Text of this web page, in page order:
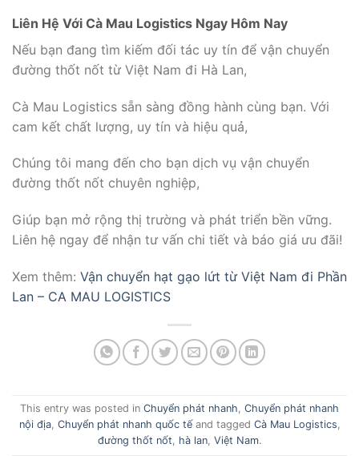
Liên Hệ Với Cà Mau Logistics Ngay Hôm Nay
Nếu bạn đang tìm kiếm đối tác uy tín để vận chuyển
đường thốt nốt từ Việt Nam đi Hà Lan,
Cà Mau Logistics sẵn sàng đồng hành cùng bạn. Với
cam kết chất lượng, uy tín và hiệu quả,
Chúng tôi mang đến cho bạn dịch vụ vận chuyển
đường thốt nốt chuyên nghiệp,
Giúp bạn mở rộng thị trường và phát triển bền vững.
Liên hệ ngay để nhận tư vấn chi tiết và báo giá ưu đãi!
Xem thêm: Vận chuyển hạt gạo lứt từ Việt Nam đi Phần
Lan – CA MAU LOGISTICS
This entry was posted in Chuyển phát nhanh, Chuyển phát nhanh
nội địa, Chuyển phát nhanh quốc tếand tagged Cà Mau Logistics,
đường thốt nốt, hà lan, Việt Nam.